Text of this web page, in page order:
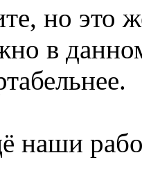
но это
в
наши